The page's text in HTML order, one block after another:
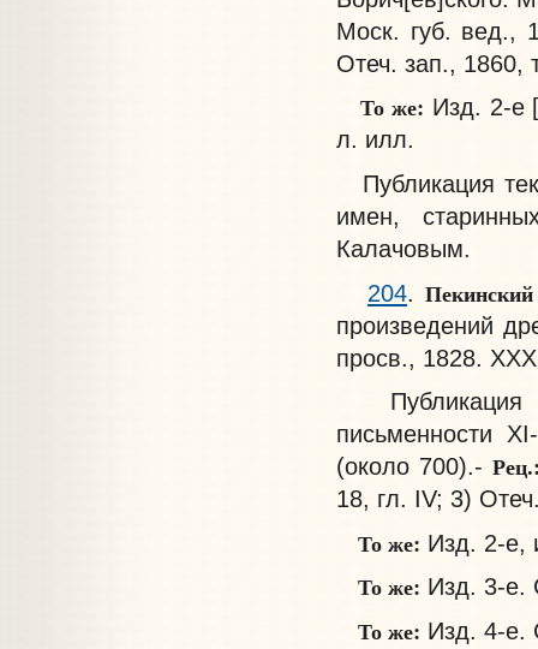
Моск. губ.
Отеч. зап., 1860,
То же: Изд. 2-е
л. илл.
Публикация
имен,
Калачовым.
204.
произведений
просв., 1828.
Публикация
письменности
(около 700).-
18, гл. IV; 3)
То же: Изд. 2-е,
То же: Изд. 3-е.
То же: Изд. 4-е.